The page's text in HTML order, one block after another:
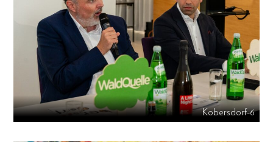
Kobersdorf-6